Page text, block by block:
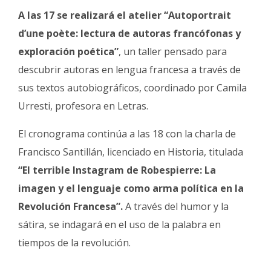
A las 17 se realizará el atelier “Autoportrait
d’une poète: lectura de autoras francófonas y
exploración poética”, un taller pensado para
descubrir autoras en lengua francesa a través de
sus textos autobiográficos, coordinado por Camila
Urresti, profesora en Letras.
El cronograma continúa a las 18 con la charla de
Francisco Santillán, licenciado en Historia, titulada
“El terrible Instagram de Robespierre: La
imagen y el lenguaje como arma política en la
Revolución Francesa”.A través del humor y la
sátira, se indagará en el uso de la palabra en
tiempos de la revolución.